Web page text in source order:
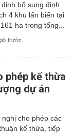
bổ sung định
4 khu lấn biển tại
ha trong tổng...
trước
phép kế thừa
dự án
cho phép các
kế thừa, tiếp